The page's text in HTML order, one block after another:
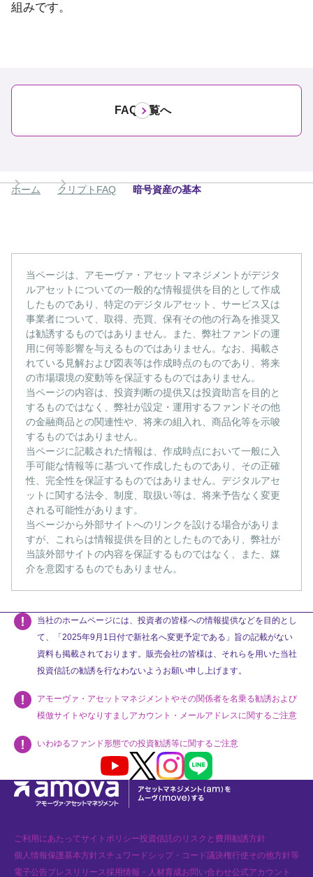
組みです。
FAQ一覧へ
ホーム クリプトFAQ 暗号資産の基本
当ページは、アモーヴァ・アセットマネジメントがデジタ
ルアセットについての一般的な情報提供を目的として作成
したものであり、特定のデジタルアセット、サービス又は
事業者について、取得、売買、保有その他の行為を推奨又
は勧誘するものではありません。また、弊社ファンドの運
用に何等影響を与えるものではありません。なお、掲載さ
れている見解および図表等は作成時点のものであり、将来
の市場環境の変動等を保証するものではありません。
当ページの内容は、投資判断の提供又は投資助言を目的と
するものではなく、弊社が設定・運用するファンドその他
の金融商品との関連性や、将来の組入れ、商品化等を示唆
するものではありません。
当ページに記載された情報は、作成時点において一般に入
手可能な情報等に基づいて作成したものであり、その正確
性、完全性を保証するものではありません。デジタルアセ
ットに関する法令、制度、取扱い等は、将来予告なく変更
される可能性があります。
当ページから外部サイトへのリンクを設ける場合がありま
すが、これらは情報提供を目的としたものであり、弊社が
当該外部サイトの内容を保証するものではなく、また、媒
介を意図するものでもありません。
当社のホームページには、投資者の皆様への情報提供などを目的とし
て、「2025年9月1日付で新社名へ変更予定である」旨の記載がない
資料も掲載されております。販売会社の皆様は、それらを用いた当社
投資信託の勧誘を行なわないようお願い申し上げます。
アモーヴァ・アセットマネジメントやその関係者を名乗る勧誘および
模倣サイトやなりすましアカウント・メールアドレスに関するご注意
いわゆるファンド形態での投資勧誘等に関するご注意
Youtube X InstagramLINE
ご利用にあたってサイトポリシー投資信託のリスクと費用勧誘方針
個人情報保護基本方針スチュワードシップ・コード議決権行使その他方針等
電子公告プレスリリース採用情報・人材育成お問い合わせ公式アカウント